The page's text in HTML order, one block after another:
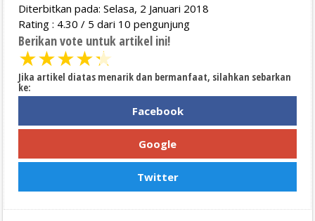
Diterbitkan pada: Selasa, 2 Januari 2018
Rating : 4.30 / 5 dari 10 pengunjung
Berikan vote untuk artikel ini!
★★★★★
Jika artikel diatas menarik dan bermanfaat, silahkan sebarkan
ke:
Facebook
Google
Twitter